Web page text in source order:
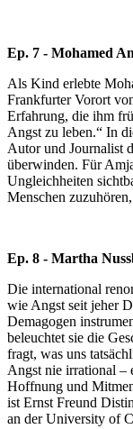
Ep. 7 - Mohamed
Als Kind erlebte
Frankfurter Vorort
Erfahrung, die ihm
Angst zu leben.“ In
Autor und Journalist
überwinden. Für
Ungleichheiten
Menschen
Ep. 8 - Martha
Die international
wie Angst seit jeher
Demagogen
beleuchtet sie die
fragt, was uns
Angst nie irrational –
Hoffnung und
ist Ernst Freund
an der University of